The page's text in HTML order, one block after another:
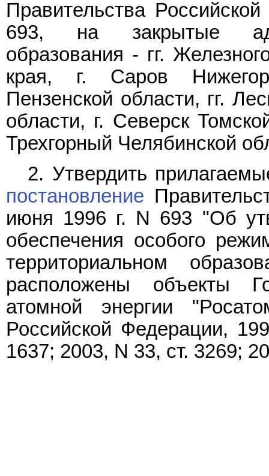
Правительства
693, на закрытые
образования - гг.
края, г. Саров
Пензенской области, гг.
области, г. Северск
Трехгорный Челябинской
2. Утвердить
постановление
июня 1996 г. N 693 "Об
обеспечения особого
территориальном
расположены объекты
атомной энергии
Российской Федерации,
1637; 2003, N 33, ст. 3269;